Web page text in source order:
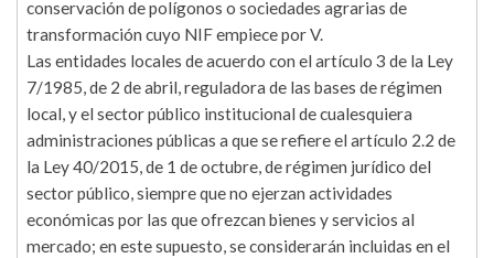
conservación de polígonos o sociedades agrarias de
transformación cuyo NIF empiece por V.
Las entidades locales de acuerdo con el artículo 3 de la Ley
7/1985, de 2 de abril, reguladora de las bases de régimen
local, y el sector público institucional de cualesquiera
administraciones públicas a que se refiere el artículo 2.2 de
la Ley 40/2015, de 1 de octubre, de régimen jurídico del
sector público, siempre que no ejerzan actividades
económicas por las que ofrezcan bienes y servicios al
mercado; en este supuesto, se considerarán incluidas en el